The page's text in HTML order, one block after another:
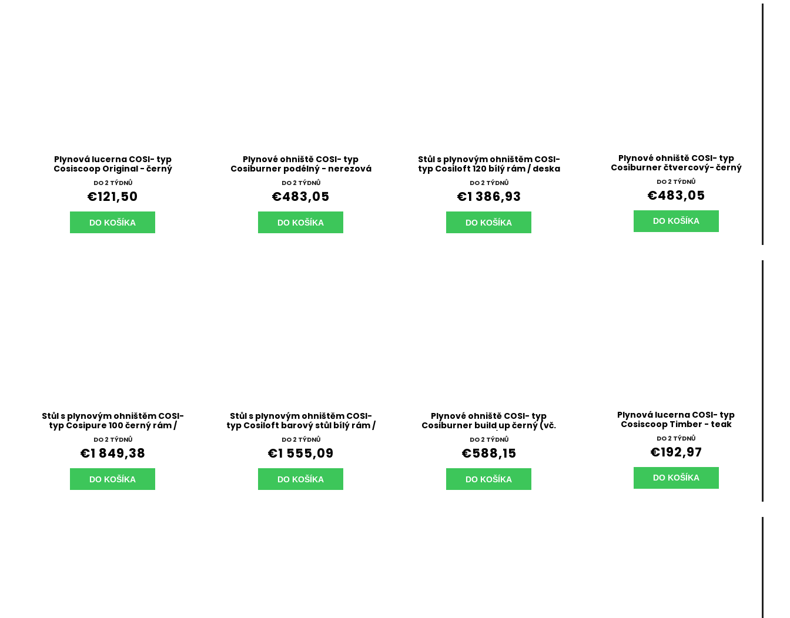
Plynová lucerna COSI- typ
Cosiscoop Original - černý
DO 2 TÝDNŮ
€121,50
DO KOŠÍKA
Plynové ohniště COSI- typ
Cosiburner podélný - nerezová
ocel
DO 2 TÝDNŮ
€483,05
DO KOŠÍKA
Stůl s plynovým ohništěm COSI-
typ Cosiloft 120 bílý rám / deska
šedá
DO 2 TÝDNŮ
€1 386,93
DO KOŠÍKA
Plynové ohniště COSI- typ
Cosiburner čtvercový- černý
DO 2 TÝDNŮ
€483,05
DO KOŠÍKA
Stůl s plynovým ohništěm COSI-
typ Cosipure 100 černý rám /
deska teak
DO 2 TÝDNŮ
€1 849,38
DO KOŠÍKA
Stůl s plynovým ohništěm COSI-
typ Cosiloft barový stůl bílý rám /
deska teak
DO 2 TÝDNŮ
€1 555,09
DO KOŠÍKA
Plynové ohniště COSI- typ
Cosiburner build up černý (vč.
skla)
DO 2 TÝDNŮ
€588,15
DO KOŠÍKA
Plynová lucerna COSI- typ
Cosiscoop Timber - teak
DO 2 TÝDNŮ
€192,97
DO KOŠÍKA